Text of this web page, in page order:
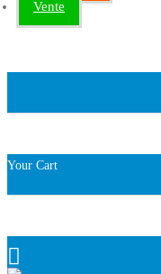
Vente
Your Cart